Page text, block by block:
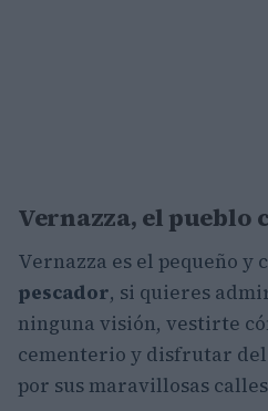
Vernazza, el pueblo
Vernazza es el pequeño y
pescador, si quieres
ninguna visión, vestirte
cementerio y disfrutar del
por sus maravillosas